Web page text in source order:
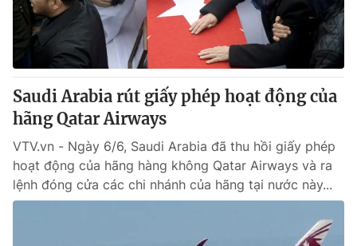
Thế giới đó đây
Câu chuyện quốc tế
Kinh tế
Tài chính
Thị trường
Góc doanh nghiệp
Dữ liệu và đời sống
Truyền hình
Phim VTV
Hậu trường
Nhân vật
Giải trí
Điện ảnh
Đời sống
Saudi Arabia rút giấy phép hoạt động của
hãng Qatar Airways
VTV.vn - Ngày 6/6, Saudi Arabia đã thu hồi giấy phép
hoạt động của hãng hàng không Qatar Airways và ra
lệnh đóng cửa các chi nhánh của hãng tại nước này...